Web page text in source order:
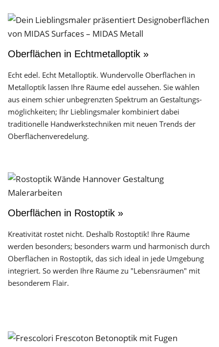
Oberflächen in Echtmetalloptik »
Echt edel. Echt Metalloptik. Wundervolle Oberflächen in
Metalloptik lassen Ihre Räume edel aussehen. Sie wählen
aus einem schier unbegrenzten Spektrum an Gestaltungs­
möglichkeiten; Ihr Lieblingsmaler kombiniert dabei
traditionelle Handwerks­techniken mit neuen Trends der
Oberflächen­veredelung.
Oberflächen in Rostoptik »
Kreativität rostet nicht. Deshalb Rostoptik! Ihre Räume
werden besonders; besonders warm und harmonisch durch
Oberflächen in Rostoptik, das sich ideal in jede Umgebung
integriert. So werden Ihre Räume zu "Lebensräumen" mit
besonderem Flair.